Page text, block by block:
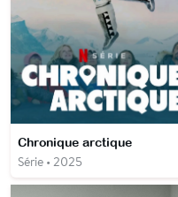
Chronique arctique
Série • 2025